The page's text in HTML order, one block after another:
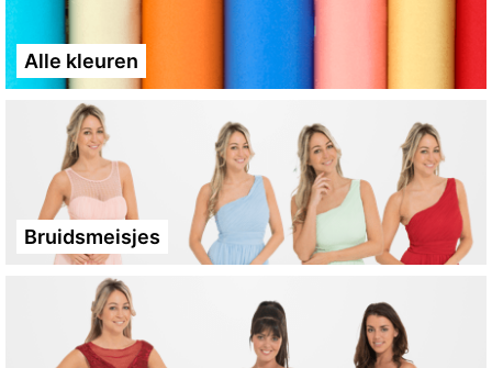
Alle kleuren
Bruidsmeisjes